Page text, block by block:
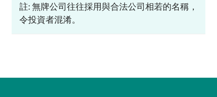
註: 無牌公司往往採用與合法公司相若的名稱，
令投資者混淆。